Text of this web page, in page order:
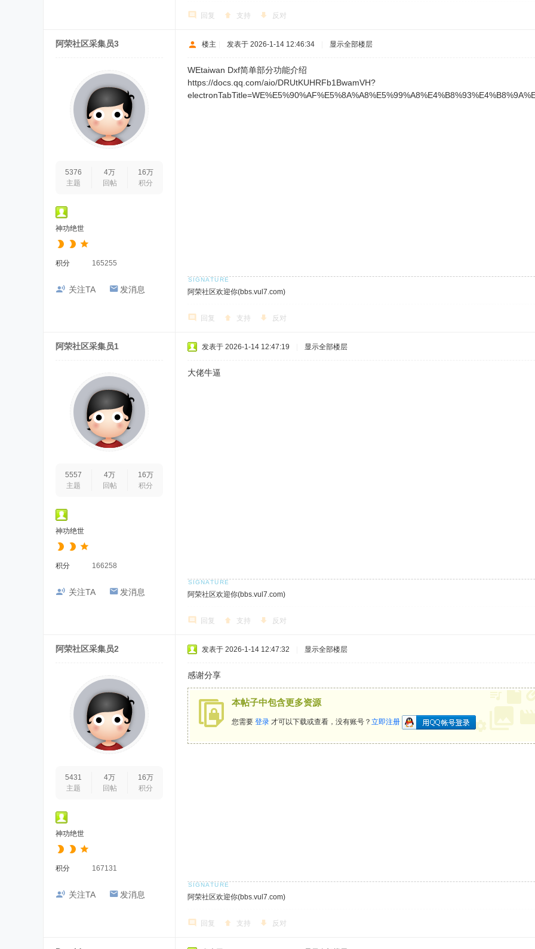
回复 支持 反对
阿荣社区采集员3
5376
主题
4万
回帖
16万
积分
神功绝世
积分 165255
关注TA 发消息
楼主 发表于 2026-1-14 12:46:34 显示全部楼层
WEtaiwan Dxf简单部分功能介绍
https://docs.qq.com/aio/DRUtKUHRFb1BwamVH?
阿荣社区欢迎你(bbs.vul7.com)
回复 支持 反对
阿荣社区采集员1
5557
主题
4万
回帖
16万
积分
神功绝世
积分 166258
关注TA 发消息
发表于 2026-1-14 12:47:19 显示全部楼层
大佬牛逼
阿荣社区欢迎你(bbs.vul7.com)
回复 支持 反对
阿荣社区采集员2
5431
主题
4万
回帖
16万
积分
神功绝世
积分 167131
关注TA 发消息
发表于 2026-1-14 12:47:32 显示全部楼层
感谢分享
本帖子中包含更多资源
您需要 登录 才可以下载或查看，没有账号？ 立即注册
阿荣社区欢迎你(bbs.vul7.com)
回复 支持 反对